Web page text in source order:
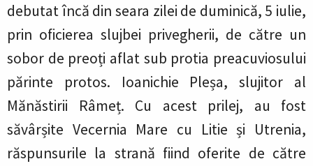
debutat încă din seara zilei de duminică, 5 iulie,
prin oficierea slujbei privegherii, de către un
sobor de preoți aflat sub protia preacuviosului
părinte protos. Ioanichie Pleșa, slujitor al
Mănăstirii Râmeț. Cu acest prilej, au fost
săvârșite Vecernia Mare cu Litie și Utrenia,
răspunsurile la strană fiind oferite de către